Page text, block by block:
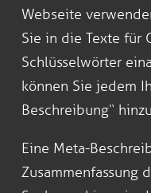
Webseite
Sie in die Texte für
Schlüsselwörter
können Sie jedem
Beschreibung“
Eine Meta-
Zusammenfassung